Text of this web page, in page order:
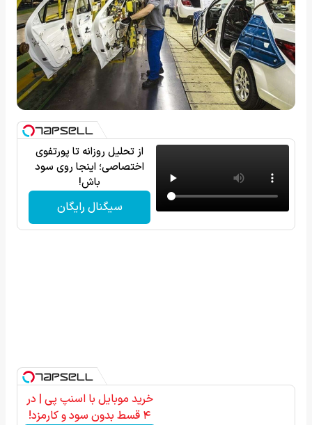
از تحلیل روزانه تا پورتفوی
اختصاصی؛ اینجا روی سود
باش!
سیگنال رایگان
خرید موبایل با اسنپ پی | در
۴ قسط بدون سود و کارمزد!